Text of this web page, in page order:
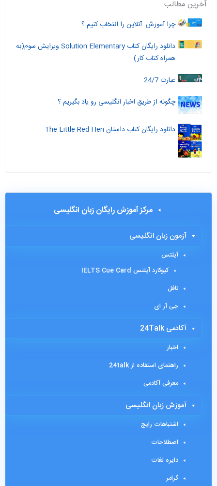
آخرین مطالب
چرا آموزش آنلاین را انتخاب کنیم ؟
دانلود رایگان کتاب Solution Elementary ویرایش سوم(به
همراه کتاب کار)
عبارت 24/7
چگونه از طریق اخبار انگلیسی رو یاد بگیریم ؟
دانلود رایگان کتاب داستان The Little Red Hen
مرکز آموزش رایگان زبان انگلیسی
آزمون زبان انگلیسی
آیلتس
کیوکارد آیلتس IELTS Cue Card
تافل
جی آر ای
آکادمی 24Talk
اخبار
راهنمای استفاده از 24talk
معرفی آکادمی
آموزش زبان انگلیسی
اشتباهات رایج
اصطلاحات
دایره لغات
گرامر